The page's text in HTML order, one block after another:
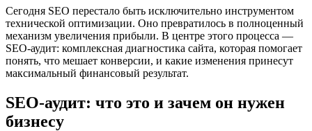
Сегодня SEO перестало быть исключительно инструментом
технической оптимизации. Оно превратилось в полноценный
механизм увеличения прибыли. В центре этого процесса —
SEO-аудит: комплексная диагностика сайта, которая помогает
понять, что мешает конверсии, и какие изменения принесут
максимальный финансовый результат.
SEO-аудит: что это и зачем он нужен
бизнесу